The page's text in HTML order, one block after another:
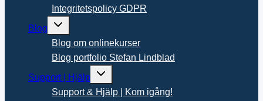
Integritetspolicy GDPR
Blog
Toggle
menu
Blog om onlinekurser
Blog portfolio Stefan Lindblad
Support | Hjälp
Toggle
menu
Support & Hjälp | Kom igång!